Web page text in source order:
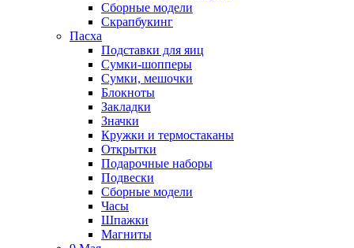
Сборные модели
Скрапбукинг
Пасха
Подставки для яиц
Сумки-шопперы
Сумки, мешочки
Блокноты
Закладки
Значки
Кружки и термостаканы
Открытки
Подарочные наборы
Подвески
Сборные модели
Часы
Шпажки
Магниты